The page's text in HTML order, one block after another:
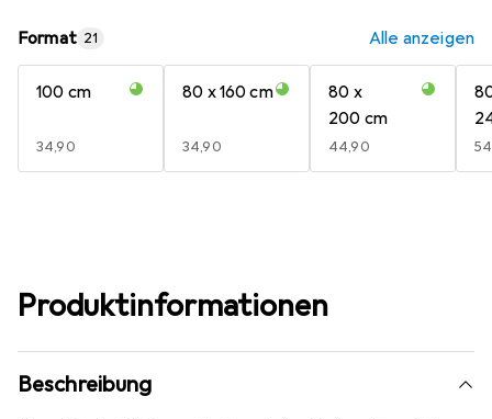
Format 21 Alle anzeigen
100 cm
EUR
34,90
80 x 160 cm
EUR
34,90
80 x
200 cm
EUR
44,90
Produktinformationen
Beschreibung